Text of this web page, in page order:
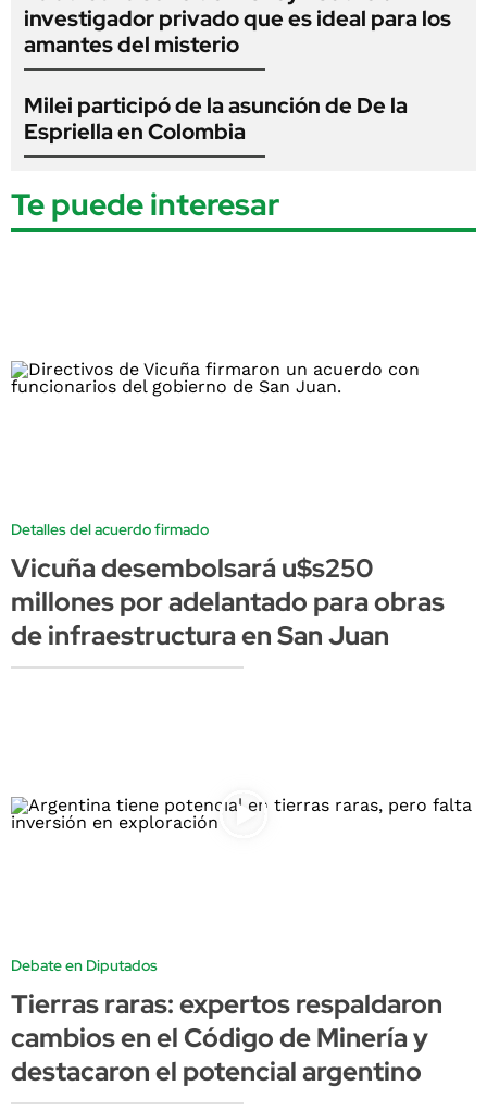
investigador privado que es ideal para los
amantes del misterio
Milei participó de la asunción de De la
Espriella en Colombia
Te puede interesar
Detalles del acuerdo firmado
Vicuña desembolsará u$s250
millones por adelantado para obras
de infraestructura en San Juan
Debate en Diputados
Tierras raras: expertos respaldaron
cambios en el Código de Minería y
destacaron el potencial argentino